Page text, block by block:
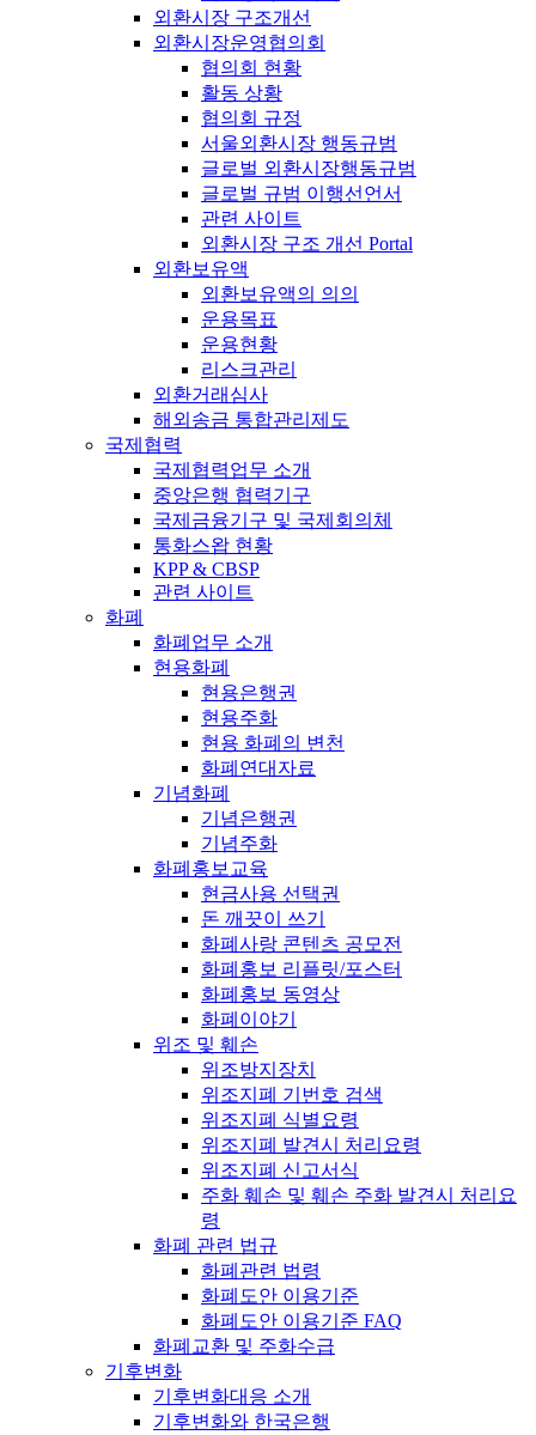
외환시장 구조개선
외환시장운영협의회
협의회 현황
활동 상황
협의회 규정
서울외환시장 행동규범
글로벌 외환시장행동규범
글로벌 규범 이행선언서
관련 사이트
외환시장 구조 개선 Portal
외환보유액
외환보유액의 의의
운용목표
운용현황
리스크관리
외환거래심사
해외송금 통합관리제도
국제협력
국제협력업무 소개
중앙은행 협력기구
국제금융기구 및 국제회의체
통화스왑 현황
KPP & CBSP
관련 사이트
화폐
화폐업무 소개
현용화폐
현용은행권
현용주화
현용 화폐의 변천
화폐연대자료
기념화폐
기념은행권
기념주화
화폐홍보교육
현금사용 선택권
돈 깨끗이 쓰기
화폐사랑 콘텐츠 공모전
화폐홍보 리플릿/포스터
화폐홍보 동영상
화폐이야기
위조 및 훼손
위조방지장치
위조지폐 기번호 검색
위조지폐 식별요령
위조지폐 발견시 처리요령
위조지폐 신고서식
주화 훼손 및 훼손 주화 발견시 처리요
령
화폐 관련 법규
화폐관련 법령
화폐도안 이용기준
화폐도안 이용기준 FAQ
화폐교환 및 주화수급
기후변화
기후변화대응 소개
기후변화와 한국은행